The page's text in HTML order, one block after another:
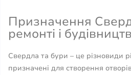
Призначення
ремонті і
Свердла та бури – це різновиди
призначені для створення